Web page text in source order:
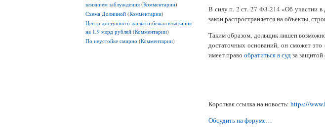
В силу п. 2 ст. 27 ФЗ-214 «Об участии в
закон распространяется на объекты,
Таким образом, дольщик лишен
достаточных оснований, он сможет это
имеет право обратиться в судза защитой
Короткая ссылка на новость: https://
Обсудить на форуме…
влиянием заблуждения (Комментарии)
Схема Долниной (Комментарии)
Центр доступного жилья избежал взыскания
на 1,9 млрд рублей (Комментарии)
По неустойке смирно (Комментарии)